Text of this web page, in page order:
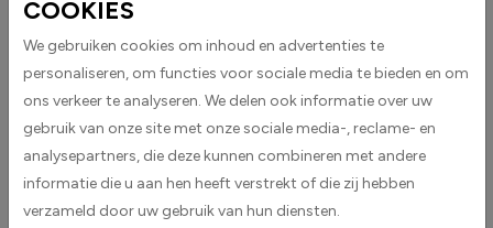
Geen alcohol onder de 18 stickers worden geleverd als rechthoekige
stickers en zijn geschikt voor diverse toepassingen. Ze maken duidelijk
wetgeving en een verantwoorde omgeving.
De stickers hebben een rechthoekig ontwerp met een duidelijke en goed
leesbare opdruk, waardoor de boodschap direct opvalt en gemakkelijk te
begrijpen is.
COOKIES
We gebruiken cookies om inhoud en advertenties te
personaliseren, om functies voor sociale media te bieden en om
ons verkeer te analyseren. We delen ook informatie over uw
gebruik van onze site met onze sociale media-, reclame- en
analysepartners, die deze kunnen combineren met andere
informatie die u aan hen heeft verstrekt of die zij hebben
verzameld door uw gebruik van hun diensten.